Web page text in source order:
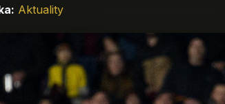
Aktuality